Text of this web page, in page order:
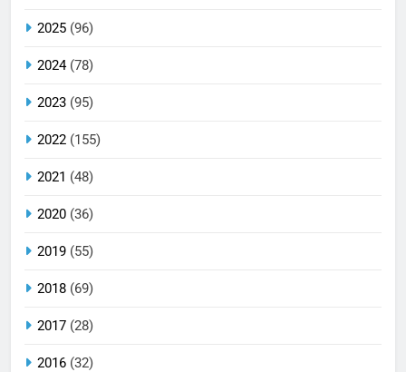
2025 (96)
2024(78)
2023 (95)
2022 (155)
2021 (48)
2020 (36)
2019 (55)
2018 (69)
2017 (28)
2016 (32)